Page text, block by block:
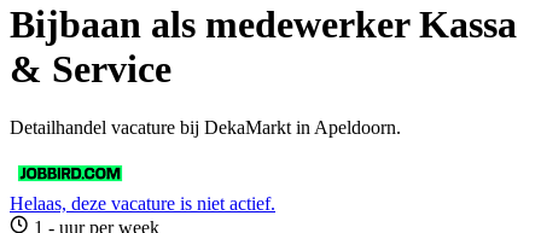
Bijbaan als medewerker Kassa
& Service
Detailhandel vacature bij DekaMarkt in Apeldoorn.
Helaas, deze vacature is niet actief.
1 - uur per week